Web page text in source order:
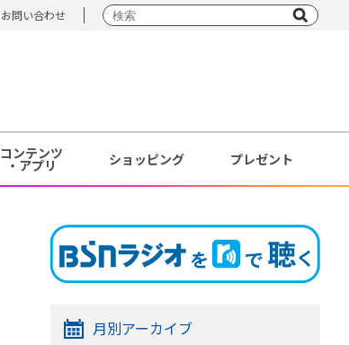
お問い合わせ
コンテンツ
・アプリ ショッピング プレゼント
月別アーカイブ